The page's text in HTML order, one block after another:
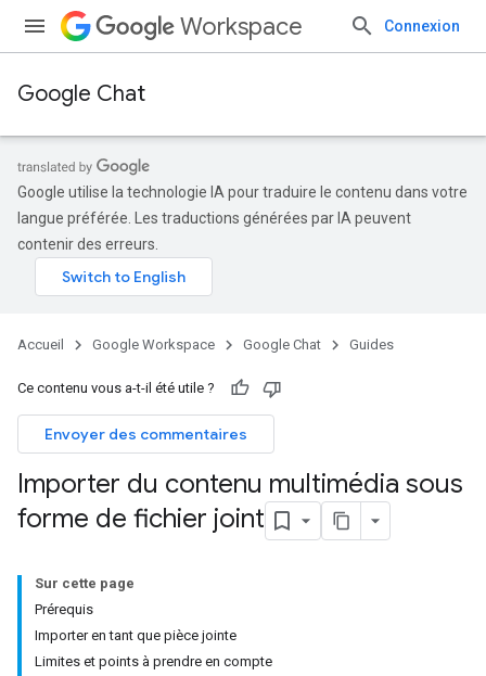
Workspace Connexion
Google Chat
Google utilise la technologie IA pour traduire le contenu dans votre
langue préférée. Les traductions générées par IA peuvent
contenir des erreurs.
Accueil Google Workspace Google Chat Guides
Ce contenu vous a-t-il été utile ?
Envoyer des commentaires
Importer du contenu multimédia sous
forme de fichier joint
Sur cette page
Prérequis
Importer en tant que pièce jointe
Limites et points à prendre en compte